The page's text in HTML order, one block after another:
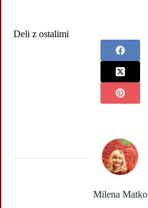
Deli z ostalimi
Milena Matko